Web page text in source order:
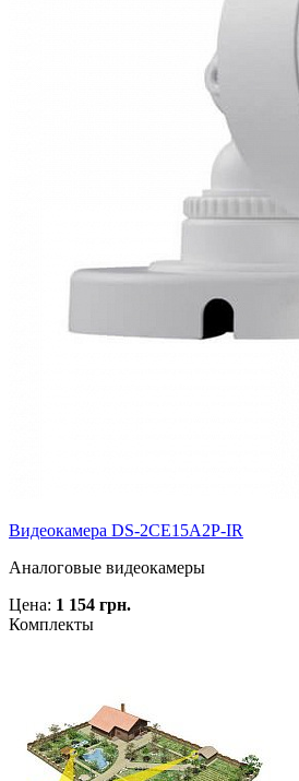
Видеокамера DS-2CE15A2P-IR
Аналоговые видеокамеры
Цена: 1 154 грн.
Комплекты